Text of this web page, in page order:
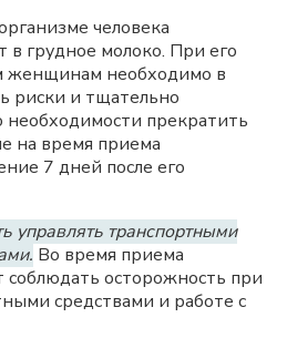
человека
в грудное молоко. При его
женщинам необходимо в
риски и тщательно
необходимости прекратить
на время приема
7 дней после его
управлять транспортными
Во время приема
соблюдать осторожность при
средствами и работе с